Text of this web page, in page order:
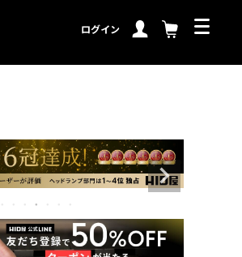
ログイン